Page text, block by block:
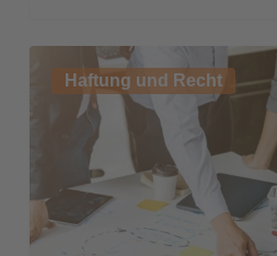
Kontrolle
hätten
gern?
Haftung und Recht